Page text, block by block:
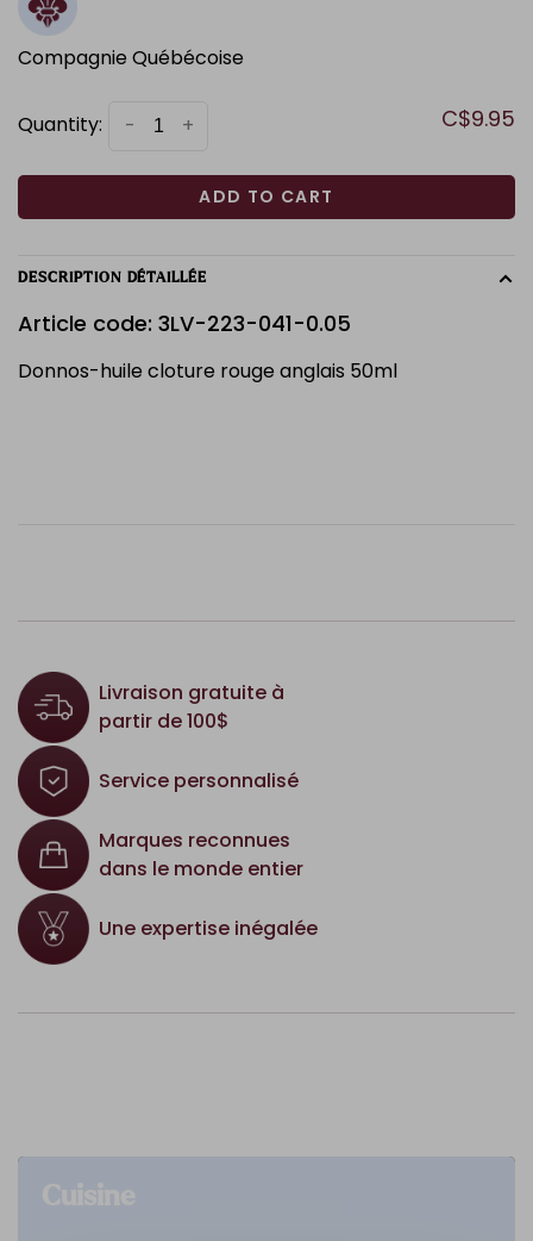
Compagnie Québécoise
Quantity: +
- C$9.95
ADD TO CART
DESCRIPTION DÉTAILLÉE
Article code: 3LV-223-041-0.05
Donnos-huile cloture rouge anglais 50ml
Livraison gratuite à
partir de 100$
Service personnalisé
Marques reconnues
dans le monde entier
Une expertise inégalée